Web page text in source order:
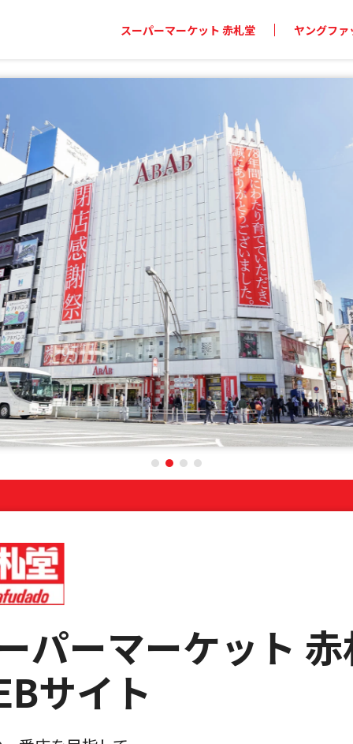
スーパーマーケット 赤札堂 ヤングファ
パーマーケット
サイト